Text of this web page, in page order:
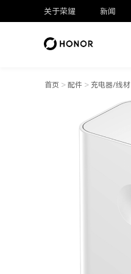
关于荣耀 新闻
首页 > 配件 > 充电器/线材